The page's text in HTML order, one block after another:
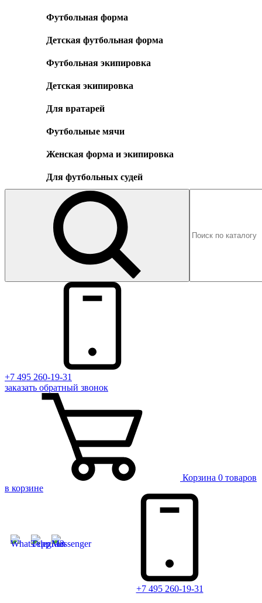
Футбольная форма
Детская футбольная форма
Футбольная экипировка
Детская экипировка
Для вратарей
Футбольные мячи
Женская форма и экипировка
Для футбольных судей
+7 495 260-19-31
заказать обратный звонок
Корзина 0 товаров
в корзине
+7 495 260-19-31